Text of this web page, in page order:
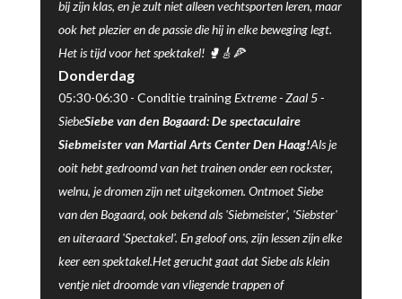
bij zijn klas, en je zult niet alleen vechtsporten leren, maar
ook het plezier en de passie die hij in elke beweging legt.
Het is tijd voor het spektakel! 🥊🎸🍕
Donderdag
05:30-06:30 - Conditie trainingExtreme -Zaal 5-
SiebeSiebe van den Bogaard: De spectaculaire
Siebmeister van Martial Arts Center Den Haag!Als je
ooit hebt gedroomd van het trainen onder een rockster,
welnu, je dromen zijn net uitgekomen. Ontmoet Siebe
van den Bogaard, ook bekend als 'Siebmeister', 'Siebster'
en uiteraard 'Spectakel'. En geloof ons, zijn lessen zijn elke
keer een spektakel.Het gerucht gaat dat Siebe als klein
ventje niet droomde van vliegende trappen of